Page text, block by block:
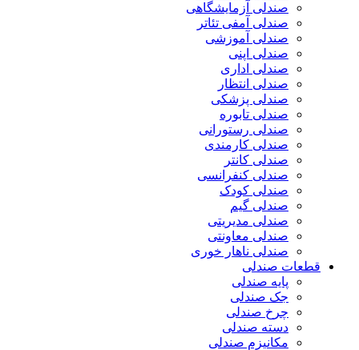
صندلی آزمایشگاهی
صندلی آمفی تئاتر
صندلی آموزشی
صندلی اپنی
صندلی اداری
صندلی انتظار
صندلی پزشکی
صندلی تابوره
صندلی رستورانی
صندلی کارمندی
صندلی کانتر
صندلی کنفرانسی
صندلی کودک
صندلی گیم
صندلی مدیریتی
صندلی معاونتی
صندلی ناهار خوری
قطعات صندلی
پایه صندلی
جک صندلی
چرخ صندلی
دسته صندلی
مکانیزم صندلی